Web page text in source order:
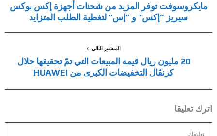
مايكروسوفت توفر المزيد من شحنات أجهزة إكس بوكس
سيريز “إكس” و “إس” لتغطية الطلب المتزايد
المنشور التالي
20 مليون ريال قيمة المبيعات التي تمّ تحقيقها خلال
كرنڤال التخفيضات الكبرى من HUAWEI
اترك تعليقا